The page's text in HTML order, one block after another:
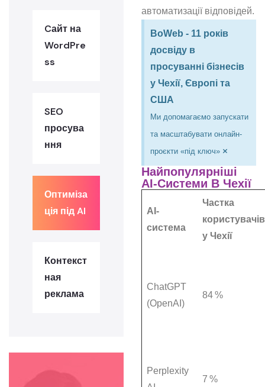
Cайт на
WordPre
ss
SEO
просува
ння
Оптиміза
ція під AI
Контекст
ная
реклама
автоматизації відповідей.
BoWeb - 11 років
досвіду в
просуванні бізнесів
у Чехії, Європі та
США
Ми допомагаємо запускати
та масштабувати онлайн-
проєкти «під ключ» ×
Найпопулярніші
AI-Системи В Чехії
AI-
система
Частка
користувачів
у Чехії
ChatGPT
(OpenAI)
84 %
Perplexity
7 %